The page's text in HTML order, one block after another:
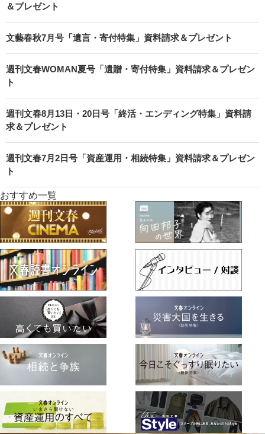
＆プレゼント
文藝春秋7月号「遺言・寄付特集」資料請求＆プレゼント
週刊文春WOMAN夏号「遺贈・寄付特集」資料請求＆プレゼン
ト
週刊文春8月13日・20日号「終活・エンディング特集」資料請
求＆プレゼント
週刊文春7月2日号「資産運用・相続特集」資料請求＆プレゼン
ト
おすすめ一覧